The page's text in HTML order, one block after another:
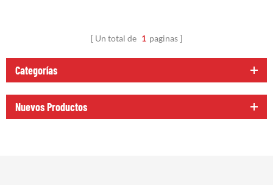
Un total de 1 paginas
Categorías
Nuevos Productos